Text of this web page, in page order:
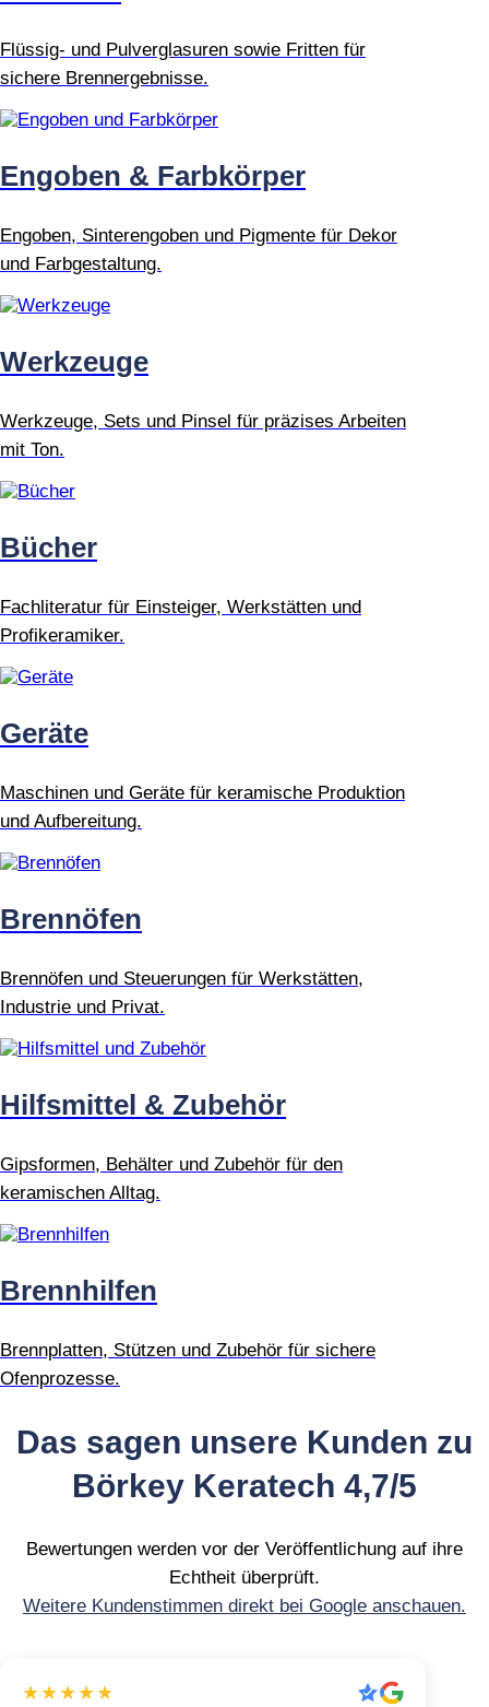
Flüssig- und Pulverglasuren sowie Fritten für
sichere Brennergebnisse.
Engoben & Farbkörper
Engoben, Sinterengoben und Pigmente für Dekor
und Farbgestaltung.
Werkzeuge
Werkzeuge, Sets und Pinsel für präzises Arbeiten
mit Ton.
Bücher
Fachliteratur für Einsteiger, Werkstätten und
Profikeramiker.
Geräte
Maschinen und Geräte für keramische Produktion
und Aufbereitung.
Brennöfen
Brennöfen und Steuerungen für Werkstätten,
Industrie und Privat.
Hilfsmittel & Zubehör
Gipsformen, Behälter und Zubehör für den
keramischen Alltag.
Brennhilfen
Brennplatten, Stützen und Zubehör für sichere
Ofenprozesse.
Das sagen unsere Kunden zu
Börkey Keratech 4,7/5
Bewertungen werden vor der Veröffentlichung auf ihre
Echtheit überprüft.
Weitere Kundenstimmen direkt bei Google anschauen.
★★★★★